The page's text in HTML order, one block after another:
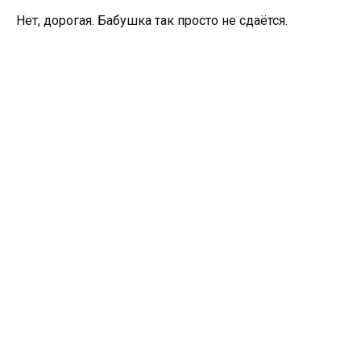
Нет, дорогая. Бабушка так просто не сдаётся.